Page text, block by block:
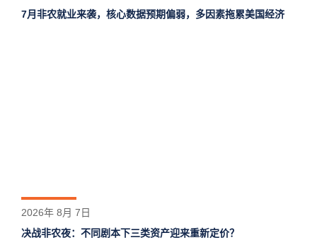
7月非农就业来袭，核心数据预期偏弱，多因素拖累美国经济
2026年 8月 7日
决战非农夜：不同剧本下三类资产迎来重新定价？